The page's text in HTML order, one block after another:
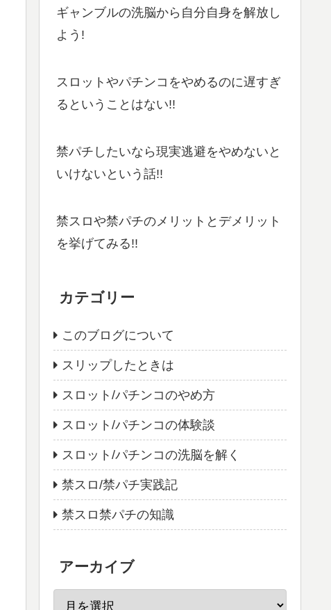
ギャンブルの洗脳から自分自身を解放し
よう!
スロットやパチンコをやめるのに遅すぎ
るということはない!!
禁パチしたいなら現実逃避をやめないと
いけないという話!!
禁スロや禁パチのメリットとデメリット
を挙げてみる!!
カテゴリー
このブログについて
スリップしたときは
スロット/パチンコのやめ方
スロット/パチンコの体験談
スロット/パチンコの洗脳を解く
禁スロ/禁パチ実践記
禁スロ禁パチの知識
アーカイブ